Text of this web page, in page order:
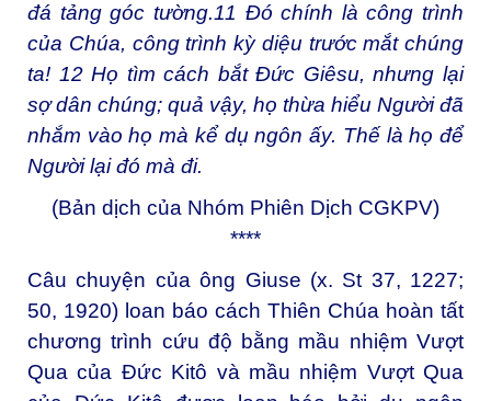
đá tảng góc tường.11 Đó chính là công trình
của Chúa, công trình kỳ diệu trước mắt chúng
ta! 12Họ tìm cách bắt Đức Giêsu, nhưng lại
sợ dân chúng; quả vậy, họ thừa hiểu Người đã
nhắm vào họ mà kể dụ ngôn ấy. Thế là họ để
Người lại đó mà đi.
(Bản dịch của Nhóm Phiên Dịch CGKPV)
****
Câu chuyện của ông Giuse (x. St 37, 1227;
50, 1920) loan báo cách Thiên Chúa hoàn tất
chương trình cứu độ bằng mầu nhiệm Vượt
Qua của Đức Kitô và mầu nhiệm Vượt Qua